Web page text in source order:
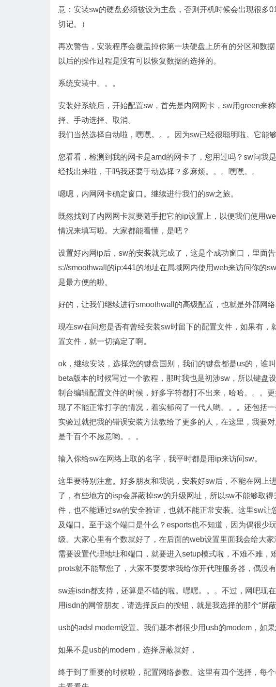
意：安装sw的硬盘必须被设为主盘，否则开机时候会出现很多
切记。）
再次警告，安装程序会覆盖掉你第一块硬盘上所有的分区和数
以后的操作过程是没有可以恢复数据的选择的。
系统安装中。。。
安装好系统后，开始配置sw，首先是内网网卡，sw用green来
择、手动选择、取消。
我们当然选择自动啦，嘿嘿。。。因为sw已经很聪明啦。它能
您看看，检测到我的网卡是amd的网卡了，您用过吗？sw问我
经找出来啦，干吗我还要手动选择？多麻烦。。。嘿嘿。。
嗯嗯，内网网卡确定窗口。继续进行我们的sw之旅。
既然找到了内网网卡就要随手把它的ip设置上，以便我们使用
情况来填写啦。大家都能看懂，是吧？
设置好内网ip后，sw的安装就完成了，这是个成功窗口，里面
s://smoothwall的ip:441的地址在局域网内使用web来访问你的
是最方便的啦。
好的，让我们继续进行smoothwall的高级配置，也就是外部网络
现在sw在问您是否有曾经安装sw时留下的配置文件，如果有
置文件，就一切搞定了啊。
ok，继续安装，选择您的键盘国别，我们的键盘都是us的，谁
beta版本的时候写过一个教程，那时我也是初涉sw，所以键盘
制台编辑配置文件的时候，好多字符都打不出来，哈哈。。。
现了不能正常打字的情况，着实郁闷了一代人哟。。。还包括
实验过就把我的错误安装方法教给了更多的人，在这里，我要
是千百个不愿意哟。。。
输入你给sw在网络上取的名字，我平时都是用ip来访问sw。
这里要特别注意。好多朋友和我说，安装好sw后，不能在网上
了，有些地方的isp会屏蔽掉sw的升级网址，所以sw不能够取
件，也不能通过sw的安全验证，也就不能正常安装。这里sw让
及端口。至于这个端口是什么？esports也不知道，因为偶很少
级。大家心里有个数就好了，在后面的web设置里面我会给大
需要设置代理地址和端口，就要进入setup模式啦，不难不难
prots就不能帮您了，大家不要要求我给你开代理服务器，偶没
sw连isdn都支持，还算是不错的啦。嘿嘿。。。不过，网吧现
用isdn的网管朋友，请选择反白的按钮，就是我选择的那个“屏蔽
usb的adsl modem设置。我们基本都很少用usb的modem，如
如果不是usb的modem，选择屏蔽就好，
终于到了重要的时候啦，配置网络参数。这里有四个选择，每